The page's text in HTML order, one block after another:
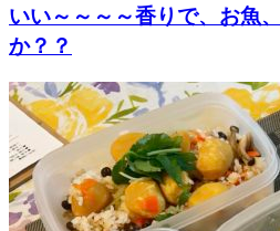
いい～～～～香りで、お魚
か？？